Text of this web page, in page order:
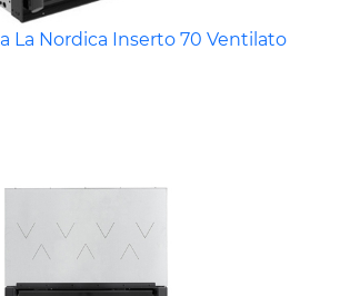
La Nordica Inserto 70 Ventilato